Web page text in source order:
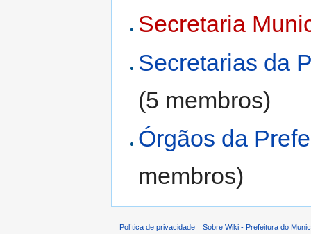
Secretaria
Secretarias da
(5 membros)
Órgãos da
membros)
Política de privacidade Sobre Wiki - Prefeitura do